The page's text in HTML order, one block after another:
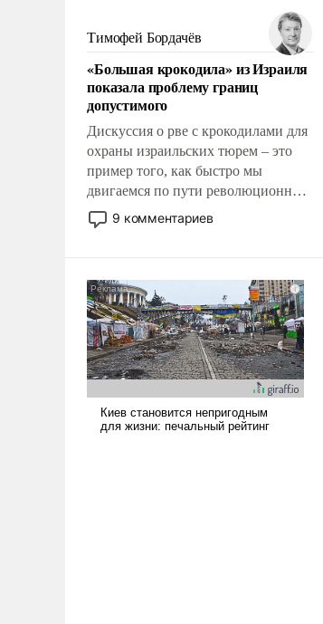
где Еревану за свои поступки не
нужно отвечать.
Тимофей Бордачёв
«Большая крокодила» из Израиля
показала проблему границ
допустимого
Дискуссия о рве с крокодилами для
охраны израильских тюрем – это
пример того, как быстро мы
двигаемся по пути революционных
изменений. То, что несколько лет
назад было образом для
9 комментариев